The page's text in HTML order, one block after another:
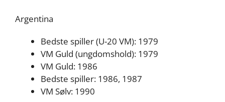
Argentina
Bedste spiller (U-20 VM): 1979
VM Guld (ungdomshold): 1979
VM Guld: 1986
Bedste spiller: 1986, 1987
VM Sølv: 1990